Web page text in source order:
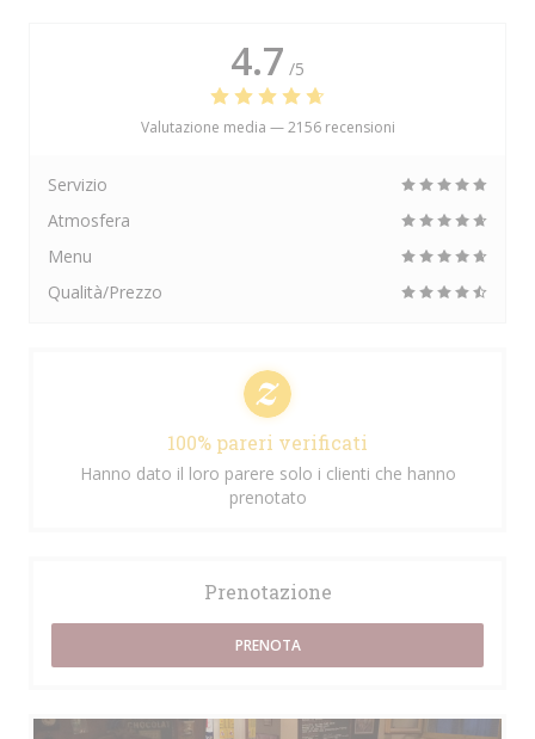
4.7 /5
Valutazione media —2156 recensioni
Servizio
Atmosfera
Menu
Qualità/Prezzo
100% pareri verificati
Hanno dato il loro parere solo i clienti che hanno
prenotato
Prenotazione
PRENOTA